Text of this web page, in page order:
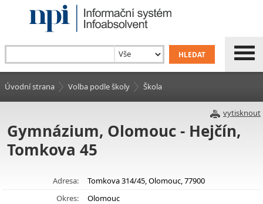
Úvodní strana Volba podle školy Škola
vytisknout
Gymnázium, Olomouc - Hejčín,
Tomkova 45
Adresa:
Tomkova 314/45, Olomouc, 77900
Okres:
Olomouc